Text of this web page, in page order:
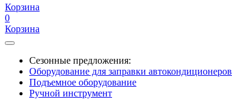
Корзина
0
Корзина
Сезонные предложения:
Оборудование для заправки автокондиционеров
Подъемное оборудование
Ручной инструмент